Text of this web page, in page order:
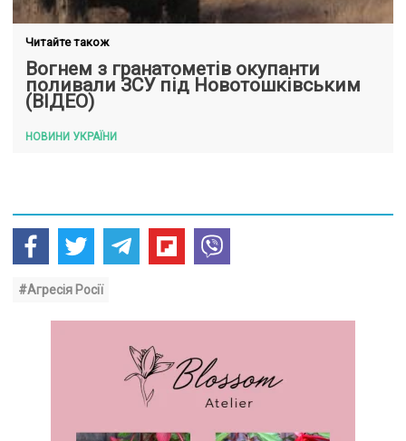
Читайте також
Вогнем з гранатометів окупанти
поливали ЗСУ під Новотошківським
(ВІДЕО)
НОВИНИ УКРАЇНИ
#Агресія Росії